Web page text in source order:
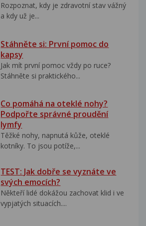
Rozpoznat, kdy je zdravotní stav vážný
a kdy už je...
Stáhněte si: První pomoc do
kapsy
Jak mít první pomoc vždy po ruce?
Stáhněte si praktického...
Co pomáhá na oteklé nohy?
Podpořte správné proudění
lymfy
Těžké nohy, napnutá kůže, oteklé
kotníky. To jsou potíže,...
TEST: Jak dobře se vyznáte ve
svých emocích?
Někteří lidé dokážou zachovat klid i ve
vypjatých situacích....